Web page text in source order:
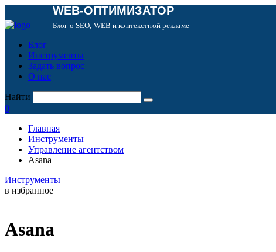
WEB-ОПТИМИЗАТОР
Блог о SEO, WEB и контекстной рекламе
Блог
Инструменты
Задать вопрос
О нас
Найти
0
Главная
Инструменты
Управление агентством
Asana
Инструменты
в избранное
Asana